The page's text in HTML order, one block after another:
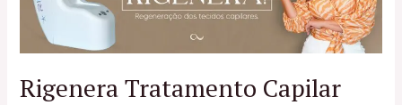
Rigenera Tratamento Capilar